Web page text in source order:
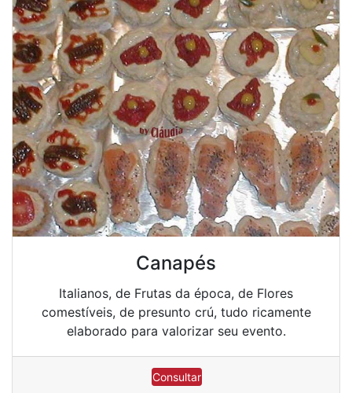
Canapés
Italianos, de Frutas da época, de Flores
comestíveis, de presunto crú, tudo ricamente
elaborado para valorizar seu evento.
Consultar